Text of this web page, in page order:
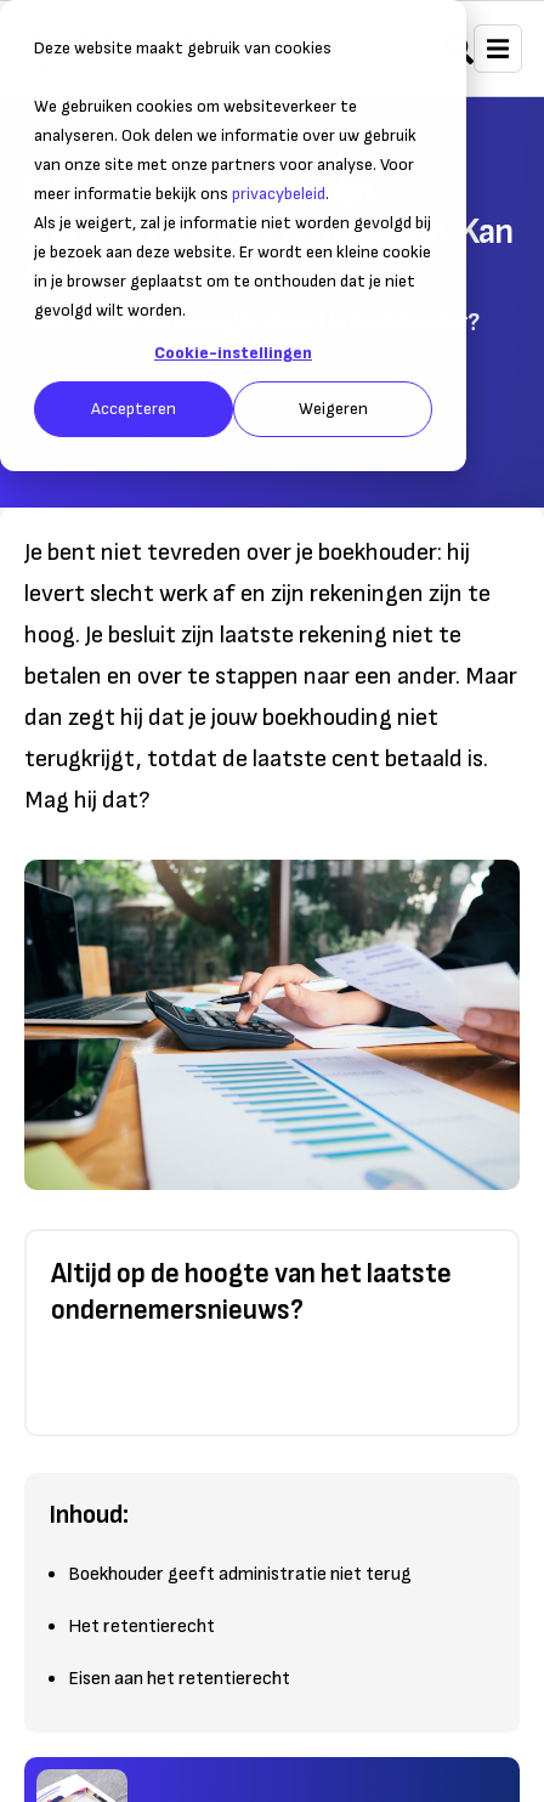
Deze website maakt gebruik van cookies
We gebruiken cookies om websiteverkeer te
analyseren. Ook delen we informatie over uw gebruik
van onze site met onze partners voor analyse. Voor
meer informatie bekijk ons privacybeleid.
Als je weigert, zal je informatie niet worden gevolgd bij
je bezoek aan deze website. Er wordt een kleine cookie
in je browser geplaatst om te onthouden dat je niet
gevolgd wilt worden.
Cookie-instellingen
Accepteren Weigeren
Home Juridisch Geschillen & procederen
Mijn boekhouder wil mijn
administratie niet teruggeven. Kan
dat?
Wat te doen bij onenigheid met je boekhouder?
25 maart 2020 2min.
Laatst bijgewerkt:
10 maart 2025
Je bent niet tevreden over je boekhouder: hij
levert slecht werk af en zijn rekeningen zijn te
hoog. Je besluit zijn laatste rekening niet te
betalen en over te stappen naar een ander. Maar
dan zegt hij dat je jouw boekhouding niet
terugkrijgt, totdat de laatste cent betaald is.
Mag hij dat?
Altijd op de hoogte van het laatste
ondernemersnieuws?
Inhoud:
Boekhouder geeft administratie niet terug
Het retentierecht
Eisen aan het retentierecht